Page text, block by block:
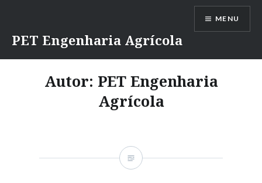
conteúdo
PET Engenharia Agrícola
MENU
Autor: PET Engenharia
Agrícola